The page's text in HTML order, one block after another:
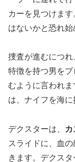
カーを見つけま
はないかと恐れ始
捜査が進むにつ
特徴を持つ男を
むように言われ
は、ナイフを海に
デクスターは、
スライドに、血
きます。デクス